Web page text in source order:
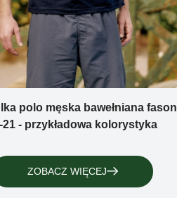
polo męska bawełniana fason
21 - przykładowa kolorystyka
ZOBACZ WIĘCEJ